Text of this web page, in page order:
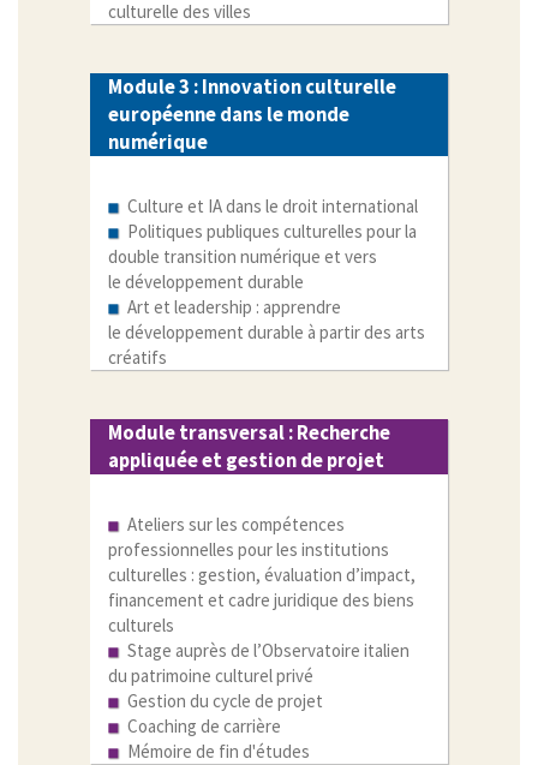
culturelle des villes
Module 3 : Innovation culturelle
européenne dans le monde
numérique
Culture et IA dans le droit international
Politiques publiques culturelles pour la
double transition numérique et vers
le développement durable
Art et leadership : apprendre
le développement durable à partir des arts
créatifs
Module transversal : Recherche
appliquée et gestion de projet
Ateliers sur les compétences
professionnelles pour les institutions
culturelles : gestion, évaluation d’impact,
financement et cadre juridique des biens
culturels
Stage auprès de l’Observatoire italien
du patrimoine culturel privé
Gestion du cycle de projet
Coaching de carrière
Mémoire de fin d'études